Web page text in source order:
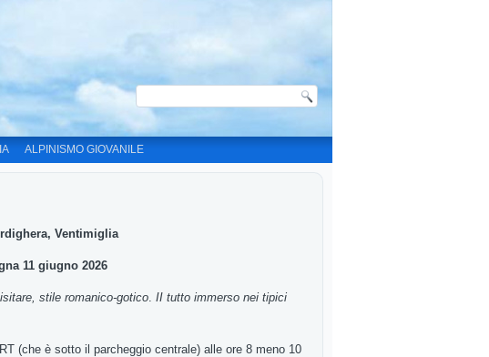
ALPINISMO GIOVANILE
, Ventimiglia
11 giugno 2026
, stile romanico-gotico. II tutto immerso nei tipici
RT (che è sotto il parcheggio centrale) alle ore 8 meno 10